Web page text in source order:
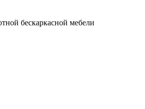
бескаркасной мебели